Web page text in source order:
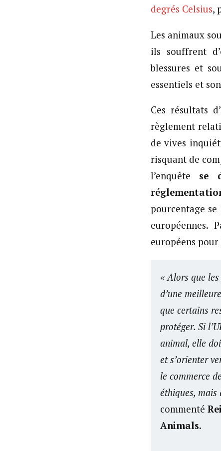
degrés Celsius,
Les animaux
ils souffrent
blessures et
essentiels et
Ces résultats
règlement
de vives
risquant de
l’enquête se
pourcentage
européennes.
européens
« Alors que
d’une
que certains
protéger. Si
animal, elle
et s’orienter
le commerce
éthiques, mais
commenté
Animals.